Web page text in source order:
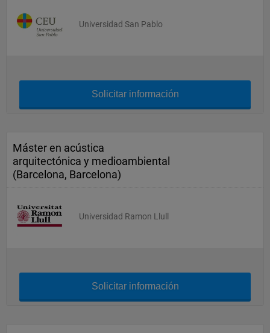
Universidad San Pablo
Solicitar información
Máster en acústica
arquitectónica y medioambiental
(Barcelona, Barcelona)
Universidad Ramon Llull
Solicitar información